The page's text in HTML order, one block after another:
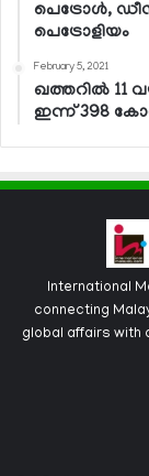
പെട്രോള്‍,
പെട്രോളിയം
February 5, 2021
ഖത്തറില്‍ 11
ഇന്ന് 398
International
connecting
global affairs with